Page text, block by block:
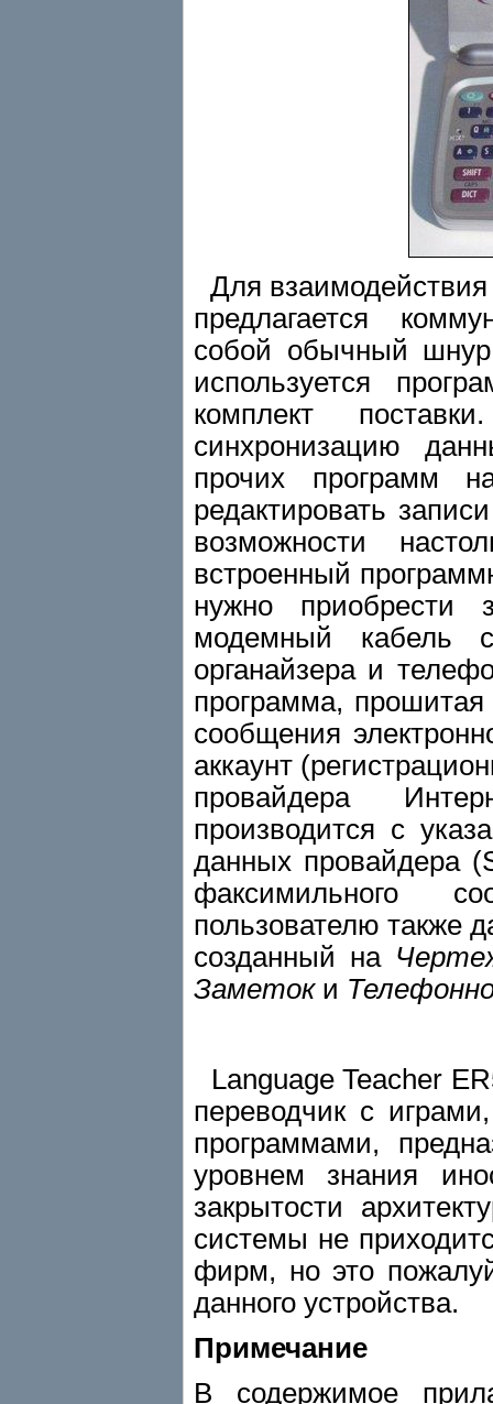
Для
предлагается
собой обычный шнур
используется
комплект
синхронизацию
прочих программ
редактировать
возможности
встроенный
нужно приобрести
модемный кабель
органайзера и
программа,
сообщения
аккаунт
провайдера
производится с
данных провайдера
факсимильного
пользователю также
созданный на
Заметоки
Language Teacher
переводчик с
программами,
уровнем знания
закрытости
системы не
фирм, но это
данного устройства.
Примечание
В содержимое